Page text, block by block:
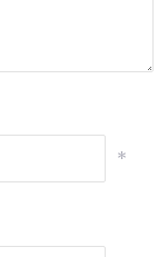
*